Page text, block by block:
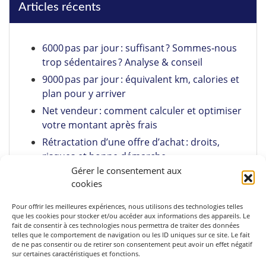
Gérer le consentement aux
cookies
Pour offrir les meilleures expériences, nous utilisons des technologies telles
que les cookies pour stocker et/ou accéder aux informations des appareils. Le
fait de consentir à ces technologies nous permettra de traiter des données
telles que le comportement de navigation ou les ID uniques sur ce site. Le fait
de ne pas consentir ou de retirer son consentement peut avoir un effet négatif
sur certaines caractéristiques et fonctions.
Articles récents
6000 pas par jour : suffisant ? Sommes‑nous
trop sédentaires ? Analyse & conseil
9000 pas par jour : équivalent km, calories et
plan pour y arriver
Net vendeur : comment calculer et optimiser
votre montant après frais
Rétractation d’une offre d’achat : droits,
risques et bonne démarche
Pumpkin Spice Latte maison : recette facile +
astuces